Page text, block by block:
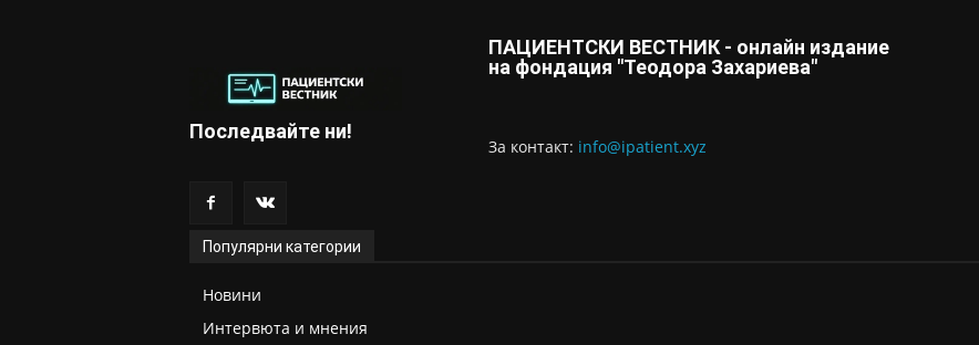
Последвайте ни!
ПАЦИЕНТСКИ ВЕСТНИК - онлайн издание
на фондация "Теодора Захариева"
За контaкт: info@ipatient.xyz
Популярни категории
Новини
Интервюта и мнения